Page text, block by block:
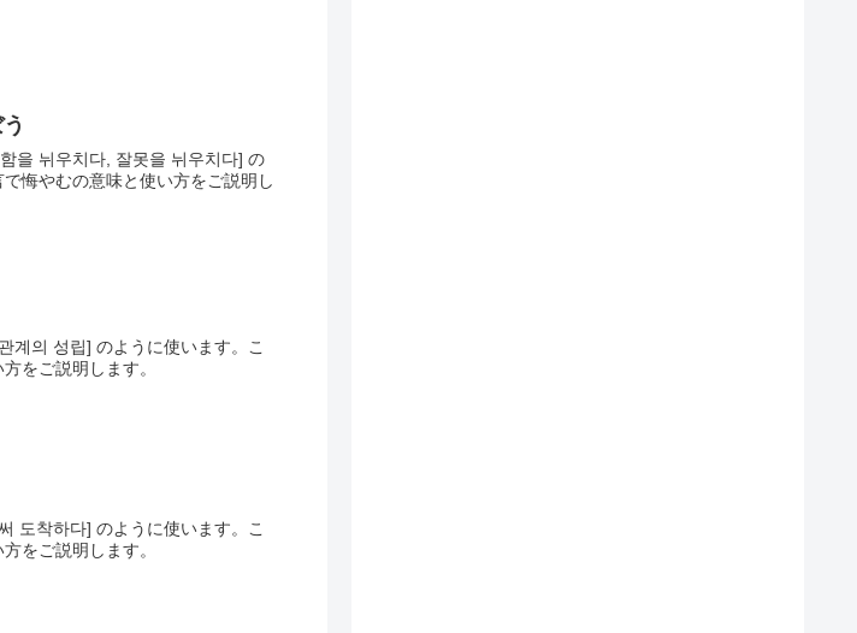
을 뉘우치다, 잘못을 뉘우치다] の
悔やむの意味と使い方をご説明し
계의 성립] のように使います。こ
をご説明します。
도착하다] のように使います。こ
をご説明します。